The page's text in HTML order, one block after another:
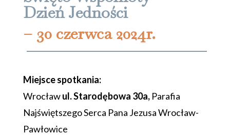
Dzień Jedności
– 30 czerwca 2024r.
Miejsce spotkania:
Wrocławul. Starodębowa 30a, Parafia
Najświętszego Serca Pana Jezusa Wrocław-
Pawłowice